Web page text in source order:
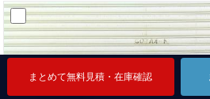
まとめて無料見積・在庫確認
まとめて無料見積・在庫確認
まとめて無料見積・在庫確認